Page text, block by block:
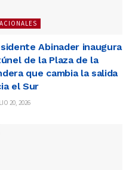
Abinader inaugura
de la Plaza de la
que cambia la salida
el Sur
20, 2026